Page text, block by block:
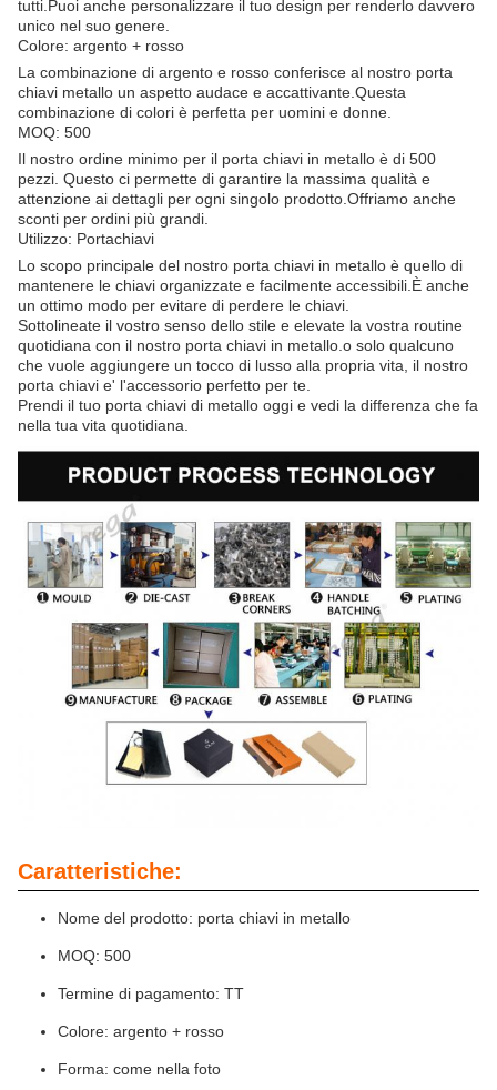
tutti.Puoi anche personalizzare il tuo design per renderlo davvero
unico nel suo genere.
Colore: argento + rosso
La combinazione di argento e rosso conferisce al nostro porta
chiavi metallo un aspetto audace e accattivante.Questa
combinazione di colori è perfetta per uomini e donne.
MOQ: 500
Il nostro ordine minimo per il porta chiavi in metallo è di 500
pezzi. Questo ci permette di garantire la massima qualità e
attenzione ai dettagli per ogni singolo prodotto.Offriamo anche
sconti per ordini più grandi.
Utilizzo: Portachiavi
Lo scopo principale del nostro porta chiavi in metallo è quello di
mantenere le chiavi organizzate e facilmente accessibili.È anche
un ottimo modo per evitare di perdere le chiavi.
Sottolineate il vostro senso dello stile e elevate la vostra routine
quotidiana con il nostro porta chiavi in metallo.o solo qualcuno
che vuole aggiungere un tocco di lusso alla propria vita, il nostro
porta chiavi e' l'accessorio perfetto per te.
Prendi il tuo porta chiavi di metallo oggi e vedi la differenza che fa
nella tua vita quotidiana.
Caratteristiche:
Nome del prodotto: porta chiavi in metallo
MOQ: 500
Termine di pagamento: TT
Colore: argento + rosso
Forma: come nella foto